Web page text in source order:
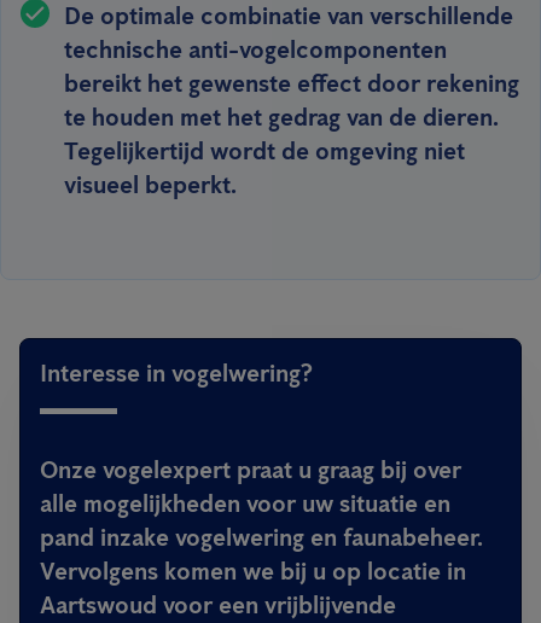
De optimale combinatie van verschillende
technische anti-vogelcomponenten
bereikt het gewenste effect door rekening
te houden met het gedrag van de dieren.
Tegelijkertijd wordt de omgeving niet
visueel beperkt.
Interesse in vogelwering?
Onze vogelexpert praat u graag bij over
alle mogelijkheden voor uw situatie en
pand inzake vogelwering en faunabeheer.
Vervolgens komen we bij u op locatie in
Aartswoud voor een vrijblijvende